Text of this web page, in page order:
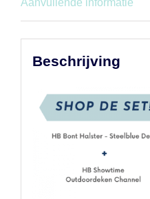
Aanvullende informatie
Beschrijving